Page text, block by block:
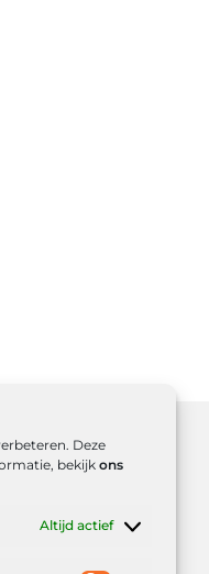
Deze
bekijkons
Altijd actief